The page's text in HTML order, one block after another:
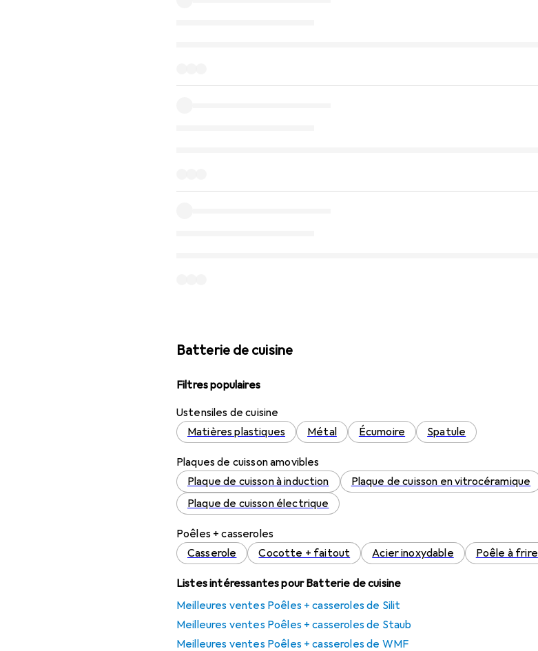
Batterie de cuisine
Filtres populaires
Ustensiles de cuisine
Matières plastiques
Métal Écumoire Spatule
Plaques de cuisson amovibles
Plaque de cuisson à induction
Plaque de cuisson en vitrocéramique
Plaque de cuisson électrique
Poêles + casseroles
Casserole
Cocotte + faitout Acier inoxydable Poêle à frire
Listes intéressantes pour Batterie de cuisine
Meilleures ventes Poêles + casseroles de Silit
Meilleures ventes Poêles + casseroles de Staub
Meilleures ventes Poêles + casseroles de WMF